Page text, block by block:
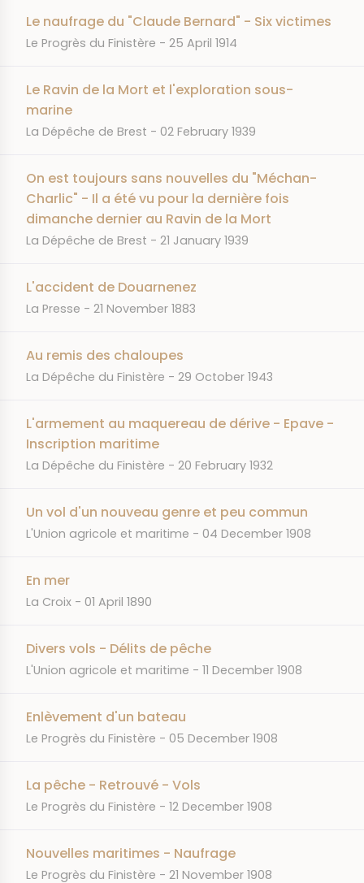
Le naufrage du "Claude Bernard" - Six victimes
JOURNAL
Le Progrès du Finistère DATE
25 April 1914
Le Ravin de la Mort et l'exploration sous-
marine
JOURNAL
La Dépêche de Brest DATE
02 February 1939
On est toujours sans nouvelles du "Méchan-
Charlic" - Il a été vu pour la dernière fois
dimanche dernier au Ravin de la Mort
JOURNAL
La Dépêche de Brest DATE
21 January 1939
L'accident de Douarnenez
JOURNAL
La Presse DATE
21 November 1883
Au remis des chaloupes
JOURNAL
La Dépêche du Finistère DATE
29 October 1943
L'armement au maquereau de dérive - Epave -
Inscription maritime
JOURNAL
La Dépêche du Finistère DATE
20 February 1932
Un vol d'un nouveau genre et peu commun
JOURNAL
L'Union agricole et maritime DATE
04 December 1908
En mer
JOURNAL
La Croix DATE
01 April 1890
Divers vols - Délits de pêche
JOURNAL
L'Union agricole et maritime DATE
11 December 1908
Enlèvement d'un bateau
JOURNAL
Le Progrès du Finistère DATE
05 December 1908
La pêche - Retrouvé - Vols
JOURNAL
Le Progrès du Finistère DATE
12 December 1908
Nouvelles maritimes - Naufrage
JOURNAL
Le Progrès du Finistère DATE
21 November 1908